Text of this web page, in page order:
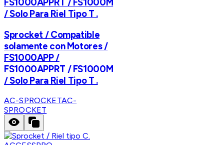
FS1000APPRT / FS1000M
/ Solo Para Riel Tipo T .
Sprocket / Compatible
solamente con Motores /
FS1000APP /
FS1000APPRT / FS1000M
/ Solo Para Riel Tipo T .
AC-SPROCKETAC-
SPROCKET